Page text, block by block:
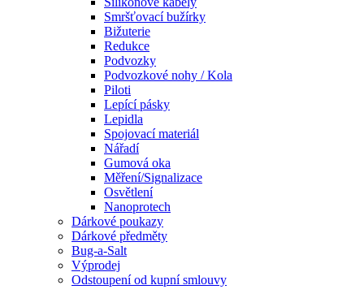
Smršťovací bužírky
Bižuterie
Redukce
Podvozky
Podvozkové nohy / Kola
Piloti
Lepící pásky
Lepidla
Spojovací materiál
Nářadí
Gumová oka
Měření/Signalizace
Osvětlení
Nanoprotech
Dárkové poukazy
Dárkové předměty
Bug-a-Salt
Výprodej
Odstoupení od kupní smlouvy